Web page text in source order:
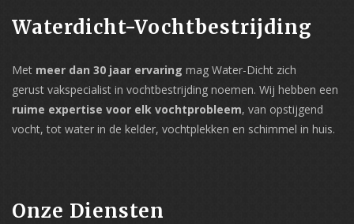
Waterdicht-Vochtbestrijding
Met meer dan 30 jaar ervaring mag Water-Dicht zich
gerust vakspecialist in vochtbestrijding noemen. Wij hebben een
ruime expertise voor elk vochtprobleem, van opstijgend
vocht, tot water in de kelder, vochtplekken en schimmel in huis.
Onze Diensten